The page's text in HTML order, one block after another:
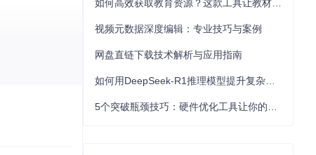
视频元数据深度编辑：专业技巧与案例
网盘直链下载技术解析与应用指南